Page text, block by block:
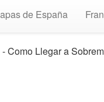
de España
Como Llegar a